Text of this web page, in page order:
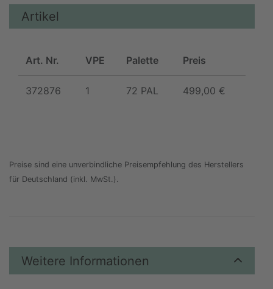
Artikel
Art. Nr. VPE Palette Preis
372876 1 72 PAL 499,00 €
Preise sind eine unverbindliche Preisempfehlung des Herstellers
für Deutschland (inkl. MwSt.).
Weitere Informationen